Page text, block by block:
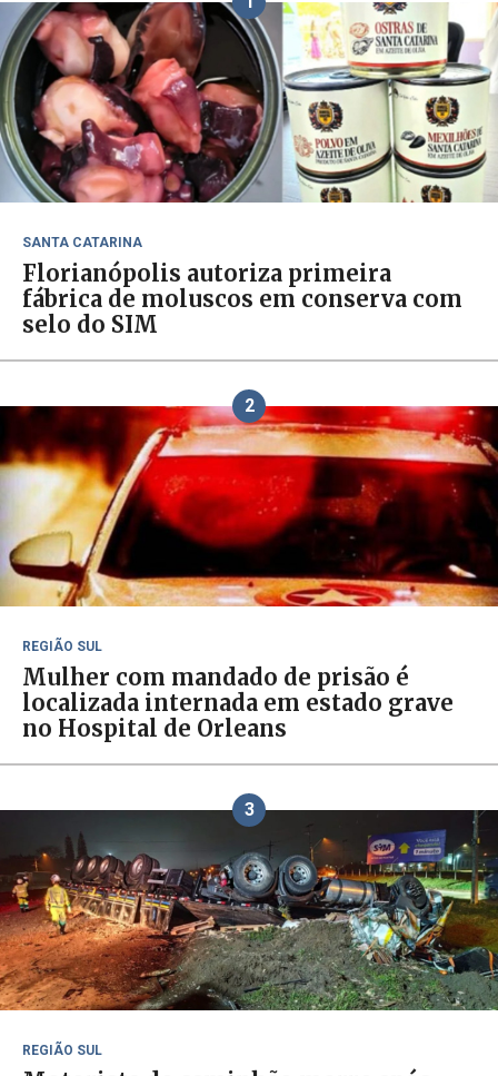
SANTA CATARINA
Florianópolis autoriza primeira
fábrica de moluscos em conserva com
selo do SIM
2
REGIÃO SUL
Mulher com mandado de prisão é
localizada internada em estado grave
no Hospital de Orleans
3
REGIÃO SUL